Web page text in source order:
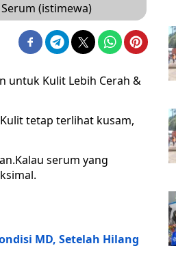
(istimewa)
untuk Kulit Lebih Cerah &
tetap terlihat kusam,
serum yang
MD, Setelah Hilang